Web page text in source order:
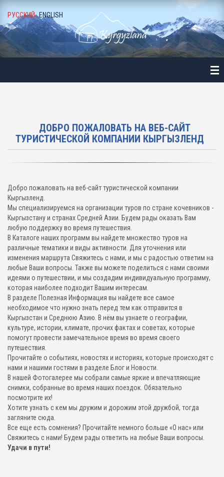
РУССКИЙ ENGLISH
И НОВОСТИ
И ПАРТНЕРЫ
ДОБРО ПОЖАЛОВАТЬ НА ВЕБ-САЙТ
ТУРИСТИЧЕСКОЙ КОМПАНИИ КЫРГЫЗЛЕНД
Добро пожаловать на веб-сайт туристической компании
Кыргызленд.
Мы специализируемся на организации туров по стране кочевников -
Кыргызстану и странах Средней Азии. Будем рады оказать Вам
любую поддержку во время путешествия.
В Каталоге наших программ вы найдете множество туров на
различные тематики и виды активности. Для уточнения или
изменения маршрута Свяжитесь с нами, и мы с радостью ответим на
любые Ваши вопросы. Также вы можете поделиться с нами своими
идеями о путешествии, и мы создадим индивидуальную программу,
которая наиболее подходит Вашим интересам.
В разделе Полезная Информация вы найдете все самое
необходимое что нужно знать перед тем как отправится в
Кыргызстан и Среднюю Азию. В нём вы узнаете о географии,
культуре, истории, климате, прочих фактах и советах, которые
помогут провести замечательное время во время своего
путешествия.
Прочитайте о событиях, новостях и историях, которые происходят с
нами и нашими гостями в разделе Блог и Новости.
В нашей Фотогалерее мы собрали самые яркие и впечатляющие
снимки, собранные во время наших поездок. Обязательно
посмотрите их!
Хотите узнать с кем мы дружим и дорожим этой дружбой, тогда
загляните сюда.
Все еще есть сомнения? Прочитайте немного больше «О нас» или
Свяжитесь с нами! Будем рады ответить на любые Ваши вопросы.
Удачи в пути!